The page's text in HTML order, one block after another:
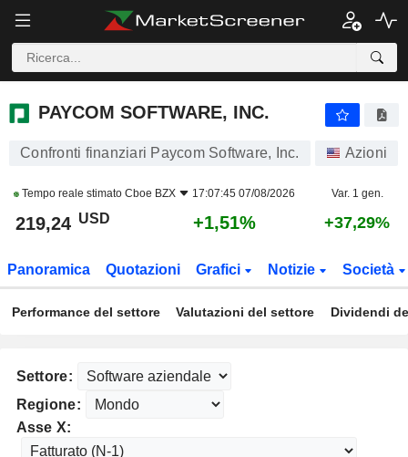
PAYCOM SOFTWARE, INC.
PAYCOM SOFTWARE, INC.
Confronti finanziari Paycom Software, Inc. Azioni
Tempo reale stimato Cboe BZX 17:07:45 07/08/2026 Var. 1 gen.
219,24 USD +1,51% +37,29%
Panoramica Quotazioni Grafici Notizie Società
Performance del settore Valutazioni del settore Dividendi
Settore:
Regione:
Asse X: